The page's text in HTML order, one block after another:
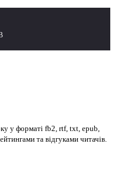
у форматі fb2, rtf, txt, epub,
та відгуками читачів.